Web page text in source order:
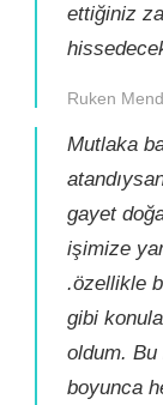
ettiğiniz
Ruken
Mutlaka
gayet
işimize
.özellikle
gibi
oldum.
boyunca